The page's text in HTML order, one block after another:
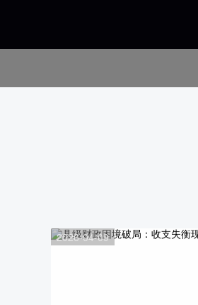
2026-04-09